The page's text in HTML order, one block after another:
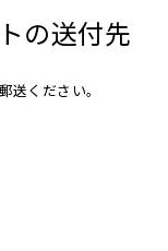
の送付先
ください。